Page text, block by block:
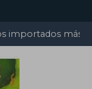
importados más